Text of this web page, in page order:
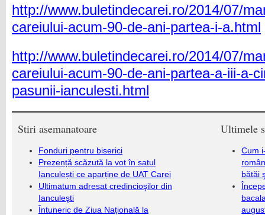
http://www.buletindecarei.ro/2014/07/
careiului-acum-90-de-ani-partea-i-a.html
http://www.buletindecarei.ro/2014/07/
careiului-acum-90-de-ani-partea-a-iii-a-
pasunii-ianculesti.html
Stiri asemanatoare
Fonduri pentru biserici
Prezență scăzută la vot în satul
Ianculești ce aparține de UAT Carei
Ultimatum adresat credincioşilor din
Ianculeşti
Întuneric de Ziua Națională la
Ultimele
Cum
bătăi